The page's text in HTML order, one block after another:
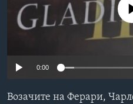
ИНТЕРВЈУА
Јазици
No media
0:00
Возачите на Ферари,